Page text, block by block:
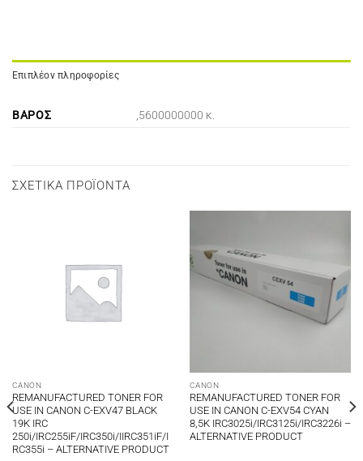
Επιπλέον πληροφορίες
ΒΆΡΟΣ ,5600000000 κ.
ΣΧΕΤΙΚΆ ΠΡΟΪΌΝΤΑ
CANON
REMANUFACTURED TONER FOR
USE IN CANON C-EXV47 BLACK
19K IRC
250i/IRC255iF/IRC350i/IIRC351iF/I
RC355i – ALTERNATIVE PRODUCT
CANON
REMANUFACTURED TONER FOR
USE IN CANON C-EXV54 CYAN
8,5K IRC3025i/IRC3125i/IRC3226i –
ALTERNATIVE PRODUCT